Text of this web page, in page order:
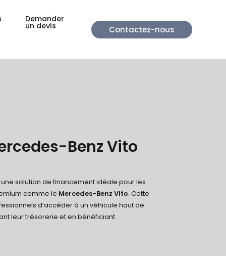
Demander
un devis Contactez-nous
Benz Vito
solution de financement idéale pour les
comme le Mercedes-Benz Vito. Cette
d’accéder à un véhicule haut de
leur trésorerie et en bénéficiant